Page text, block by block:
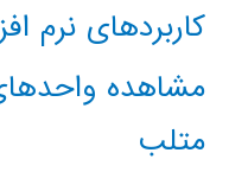
کاربردهای نرم
مشاهده
متلب